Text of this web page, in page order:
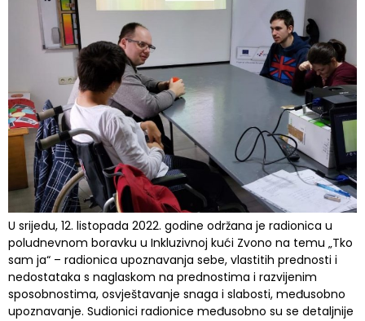
U srijedu, 12. listopada 2022. godine održana je radionica u
poludnevnom boravku u Inkluzivnoj kući Zvono na temu „Tko
sam ja“ – radionica upoznavanja sebe, vlastitih prednosti i
nedostataka s naglaskom na prednostima i razvijenim
sposobnostima, osvještavanje snaga i slabosti, međusobno
upoznavanje. Sudionici radionice međusobno su se detaljnije